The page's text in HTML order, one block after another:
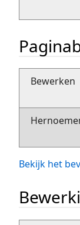
Bewerken
Bekijk het